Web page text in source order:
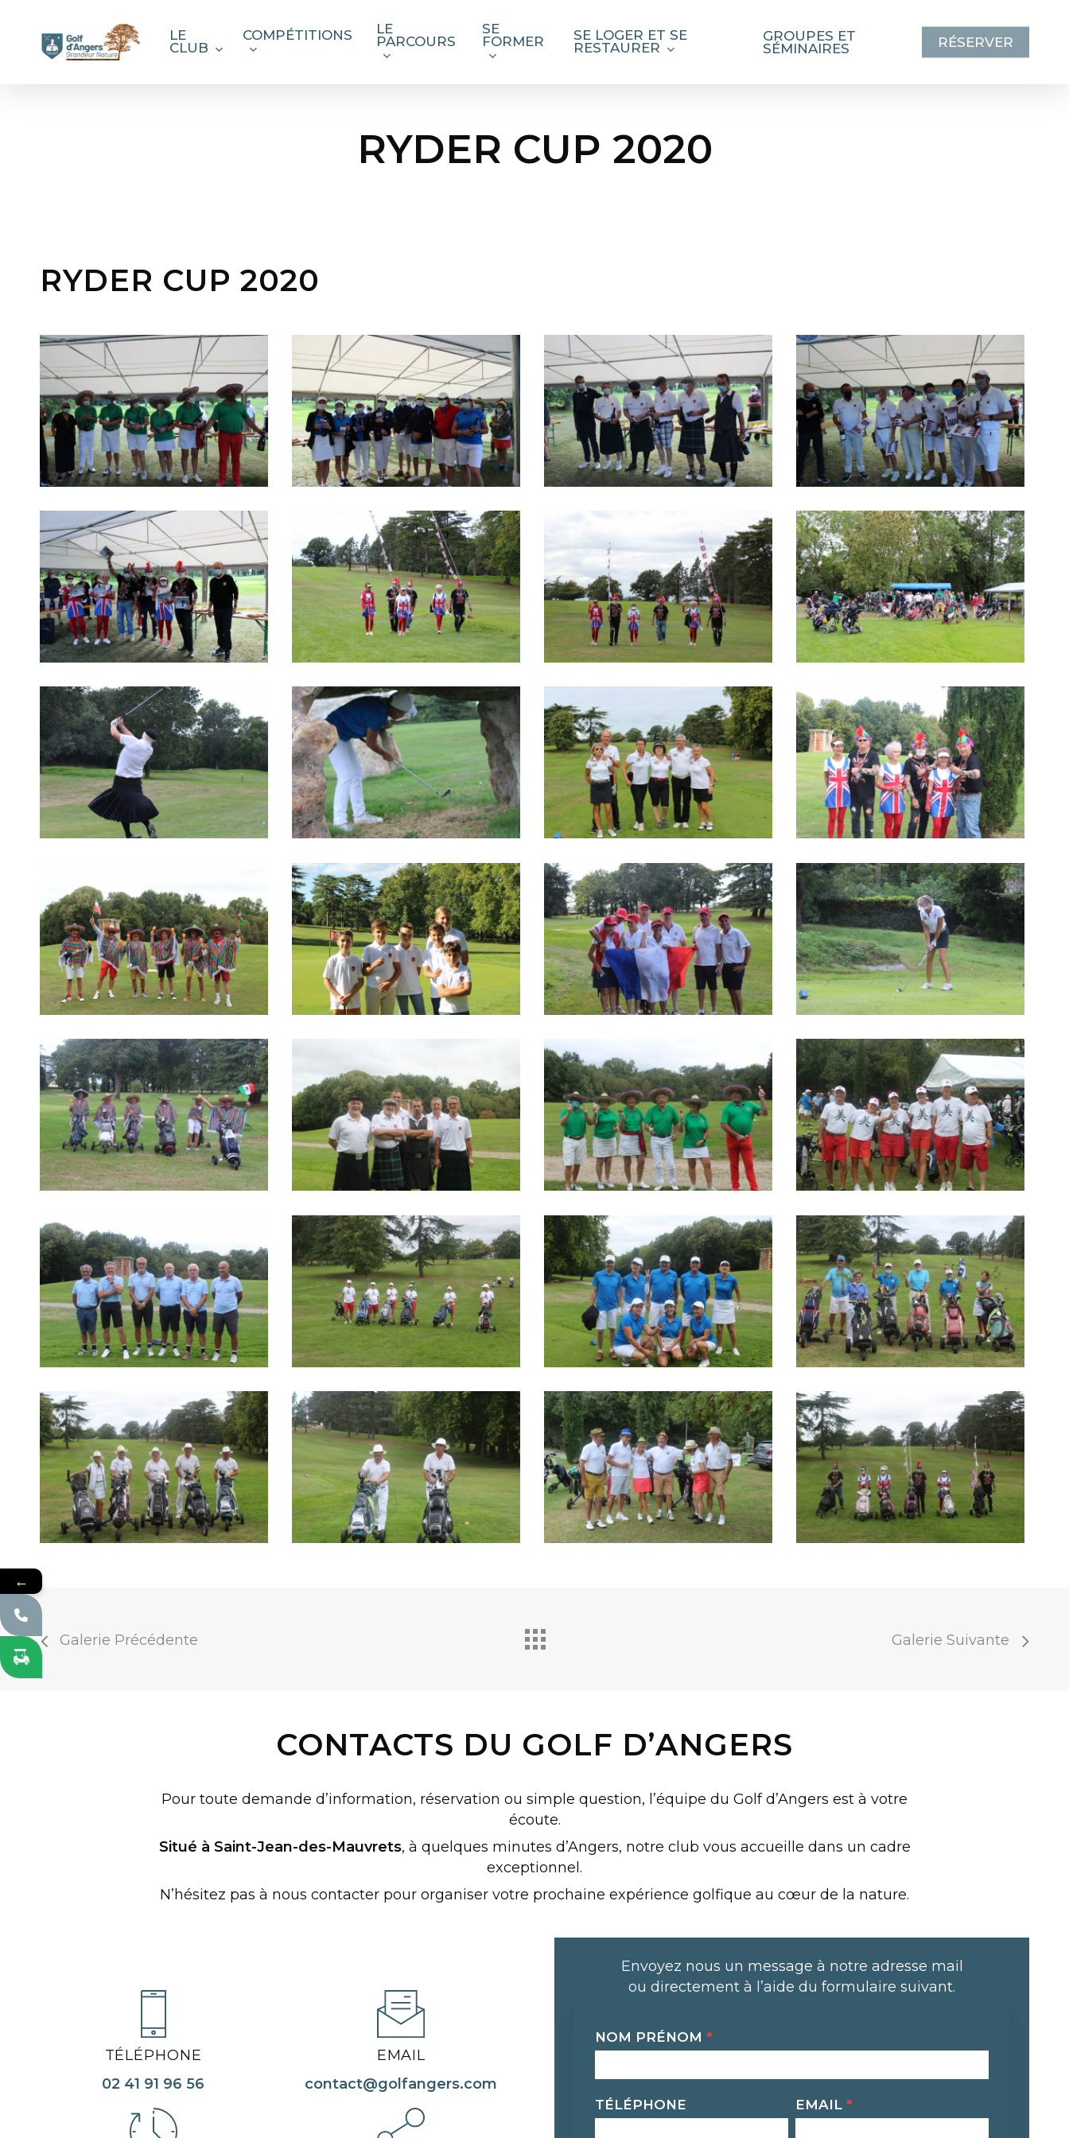
LE
CLUB
COMPÉTITIONS
LE
PARCOURS
SE
FORMER
SE LOGER ET SE
RESTAURER
GROUPES ET
SÉMINAIRES
RÉSERVER
RYDER CUP 2020
RYDER CUP 2020
IMG_1650 IMG_1643 IMG_1638 IMG_1633
IMG_1631 IMG_1609
IMG_1524 IMG_1516 IMG_1490 IMG_1484
IMG_1443 IMG_1434 IMG_1386
IMG_1376 IMG_1367 IMG_1362
IMG_1353 IMG_1351 IMG_1334 IMG_1333
IMG_1329 IMG_1325 IMG_1317 IMG_1314
Galerie Précédente Galerie Suivante
CONTACTS DU GOLF D’ANGERS
Pour toute demande d’information, réservation ou simple question, l’équipe du Golf d’Angers est à votre
écoute.
Situé à Saint-Jean-des-Mauvrets, à quelques minutes d’Angers, notre club vous accueille dans un cadre
exceptionnel.
N’hésitez pas à nous contacter pour organiser votre prochaine expérience golfique au cœur de la nature.
TÉLÉPHONE
02 41 91 96 56
EMAIL
contact@golfangers.com
Envoyez nous un message à notre adresse mail
ou directement à l’aide du formulaire suivant.
Contact
NOM PRÉNOM *
TÉLÉPHONE EMAIL*
←